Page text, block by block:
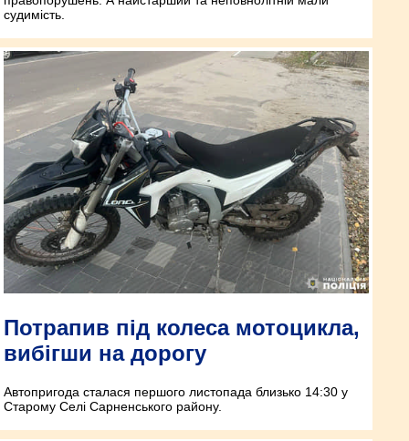
судимість.
Потрапив під колеса мотоцикла,
вибігши на дорогу
Автопригода сталася першого листопада близько 14:30 у
Старому Селі Сарненського району.